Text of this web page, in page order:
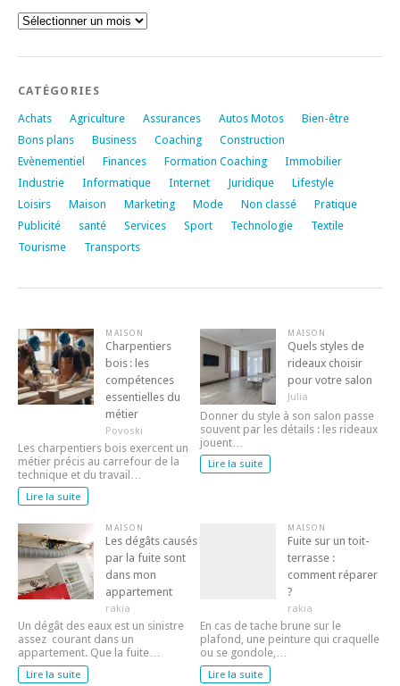
Archives
CATÉGORIES
Achats Agriculture Assurances Autos Motos
Bien-être
Bons plans
Business Coaching
Construction
Evènementiel
Finances Formation Coaching
Immobilier
Industrie
Informatique Internet Juridique
Lifestyle
Loisirs
Maison Marketing Mode Non classé
Pratique
Publicité
santé Services Sport Technologie
Textile
Tourisme
Transports
MAISON
Charpentiers
bois : les
compétences
essentielles du
métier
Povoski
Les charpentiers bois exercent un
métier précis au carrefour de la
technique et du travail…
Lire la suite
MAISON
Quels styles de
rideaux choisir
pour votre salon
Julia
Donner du style à son salon passe
souvent par les détails : les rideaux
jouent…
Lire la suite
MAISON
Les dégâts causés
par la fuite sont
dans mon
appartement
rakia
Un dégât des eaux est un sinistre
assez courant dans un
appartement. Que la fuite…
Lire la suite
MAISON
Fuite sur un toit-
terrasse :
comment réparer
?
rakia
En cas de tache brune sur le
plafond, une peinture qui craquelle
ou se gondole,…
Lire la suite